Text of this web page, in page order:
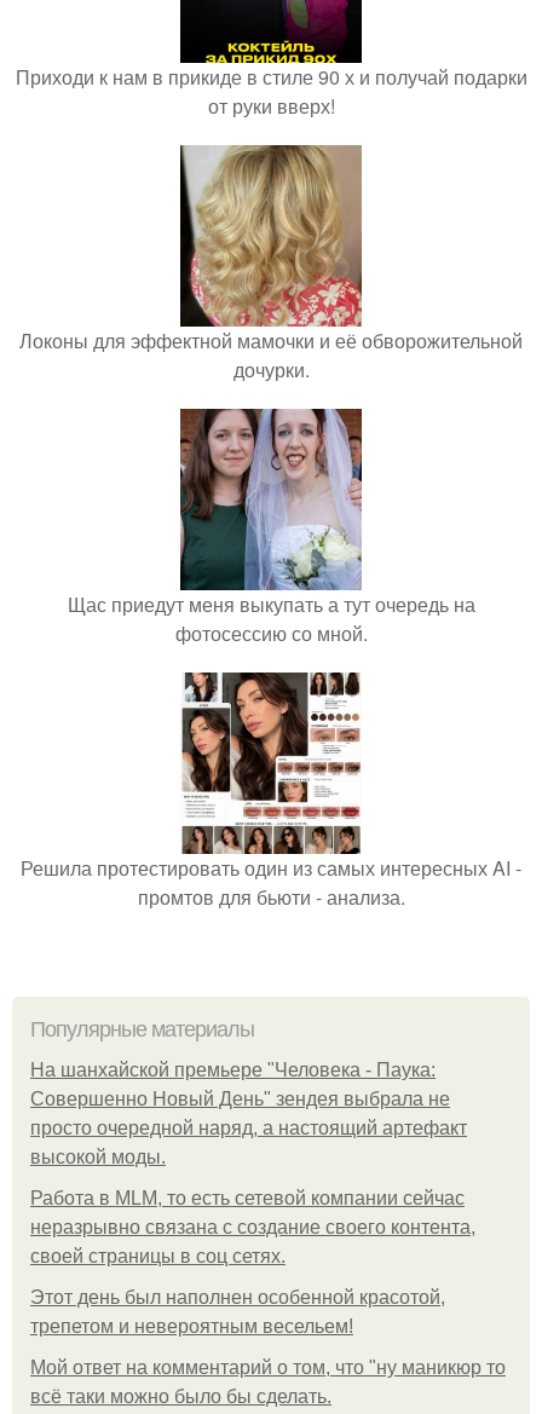
Приходи к нам в прикиде в стиле 90 х и получай подарки
от руки вверх!
Локоны для эффектной мамочки и её обворожительной
дочурки.
Щас приедут меня выкупать а тут очередь на
фотосессию со мной.
Решила протестировать один из самых интересных AI -
промтов для бьюти - анализа.
Популярные материалы
На шанхайской премьере "Человека - Паука:
Совершенно Новый День" зендея выбрала не
просто очередной наряд, а настоящий артефакт
высокой моды.
Работа в MLM, то есть сетевой компании сейчас
неразрывно связана с создание своего контента,
своей страницы в соц сетях.
Этот день был наполнен особенной красотой,
трепетом и невероятным весельем!
Мой ответ на комментарий о том, что "ну маникюр то
всё таки можно было бы сделать.